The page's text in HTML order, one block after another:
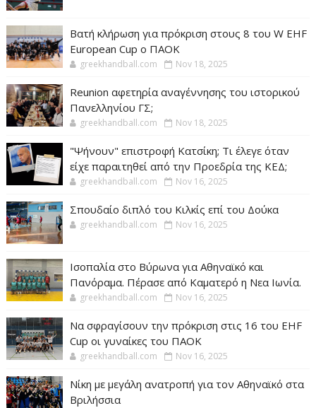
Βατή κλήρωση για πρόκριση στους 8 του W EHF
European Cup ο ΠΑΟΚ
greekhandball.com Nov 18, 2025
Reunion αφετηρία αναγέννησης του ιστορικού
Πανελληνίου ΓΣ;
greekhandball.com Nov 18, 2025
"Ψήνουν" επιστροφή Κατσίκη; Τι έλεγε όταν
είχε παραιτηθεί από την Προεδρία της ΚΕΔ;
greekhandball.com Nov 16, 2025
Σπουδαίο διπλό του Κιλκίς επί του Δούκα
greekhandball.com Nov 16, 2025
Ισοπαλία στο Βύρωνα για Αθηναϊκό και
Πανόραμα. Πέρασε από Καματερό η Νεα Ιωνία.
greekhandball.com Nov 16, 2025
Να σφραγίσουν την πρόκριση στις 16 του EHF
Cup οι γυναίκες του ΠΑΟΚ
greekhandball.com Nov 16, 2025
Νίκη με μεγάλη ανατροπή για τον Αθηναϊκό στα
Βριλήσσια